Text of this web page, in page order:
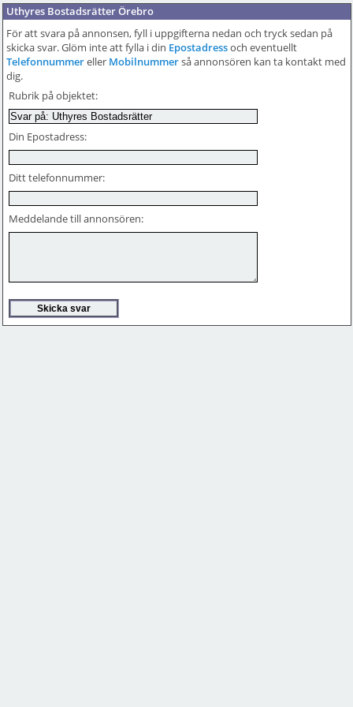
Uthyres Bostadsrätter Örebro
För att svara på annonsen, fyll i uppgifterna nedan och tryck sedan på
skicka svar. Glöm inte att fylla i din Epostadressoch eventuellt
Telefonnummereller Mobilnummerså annonsören kan ta kontakt med
dig.
Rubrik på objektet:
Din Epostadress:
Ditt telefonnummer:
Meddelande till annonsören: